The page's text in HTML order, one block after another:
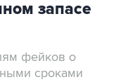
запасе
фейков о
сроками